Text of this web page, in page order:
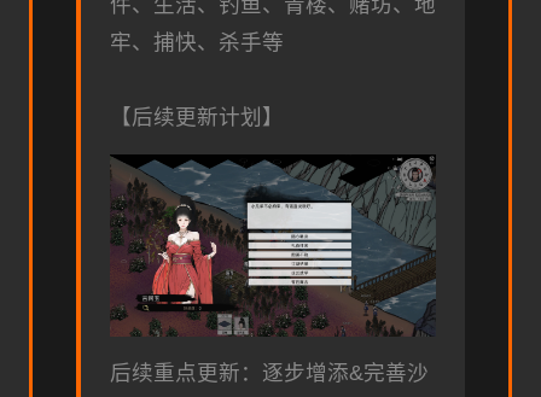
牢、捕快、杀手等
【后续更新计划】
后续重点更新：逐步增添&完善沙